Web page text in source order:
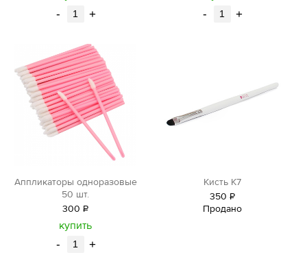
- + - +
Аппликаторы одноразовые
50 шт.
300 Р
уб.
купить
- +
Кисть K7
350 Р
уб.
Продано